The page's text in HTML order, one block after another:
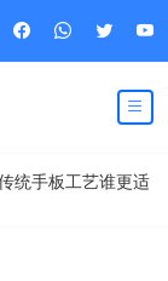
统手板工艺谁更适